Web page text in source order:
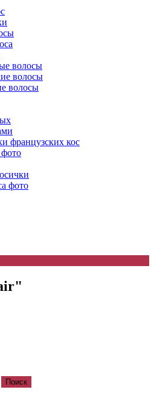
волосы
волосы
волосы
французских кос
фото